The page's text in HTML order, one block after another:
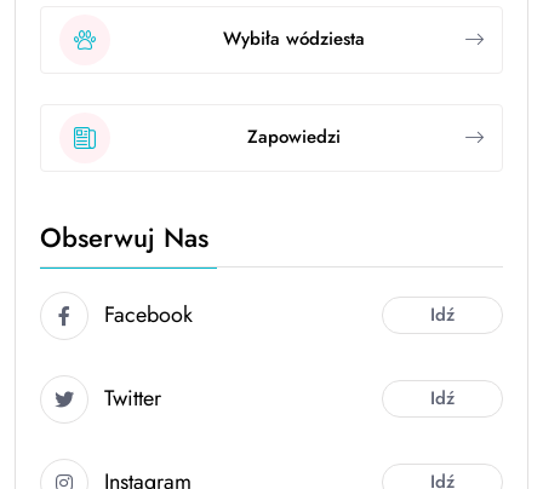
Wybiła wódziesta
Zapowiedzi
Obserwuj Nas
Facebook Idź
Twitter Idź
Instagram Idź